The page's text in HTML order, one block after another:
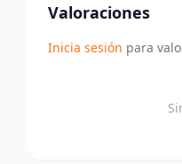
Valoraciones
Inicia sesión para